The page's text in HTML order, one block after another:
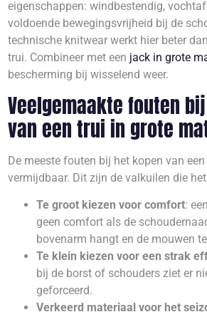
eigenschappen: windbestendig,
voldoende bewegingsvrijheid bij de
technische knitwear werkt hier beter
trui. Combineer met een jack in grote
bescherming bij wisselend weer.
Veelgemaakte fouten
van een trui in grote
De meeste fouten bij het kopen van
vermijdbaar. Dit zijn de valkuilen die
Te groot kiezen voor comfort:
geen comfort als de
bovenarm hangt en de mouwen
Te klein kiezen voor een strak
bij de borst of schouders ziet er
geforceerd.
Verkeerd materiaal voor het